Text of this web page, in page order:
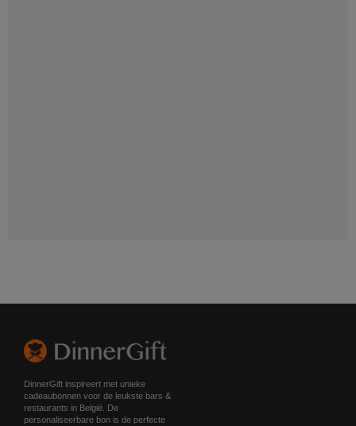
DinnerGift inspireert met unieke
cadeaubonnen voor de leukste bars &
restaurants in België. De
personaliseerbare bon is de perfecte